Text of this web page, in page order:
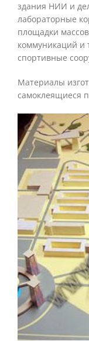
здания НИИ и
лабораторные
площадки
коммуникаций и
спортивные
Материалы
самоклеящиеся